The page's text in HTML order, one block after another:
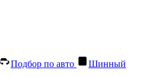
Подбор по авто
Шинный